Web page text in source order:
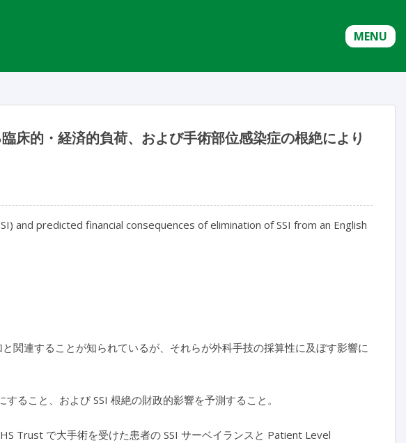
MENU
床的・経済的負荷、および手術部位感染症の根絶により
and predicted financial consequences of elimination of SSI from an English
関連することが知られているが、それらが外科手技の採算性に及ぼす影響に
ること、および SSI 根絶の財政的影響を予測すること。
Trust で大手術を受けた患者の SSI サーベイランスと Patient Level